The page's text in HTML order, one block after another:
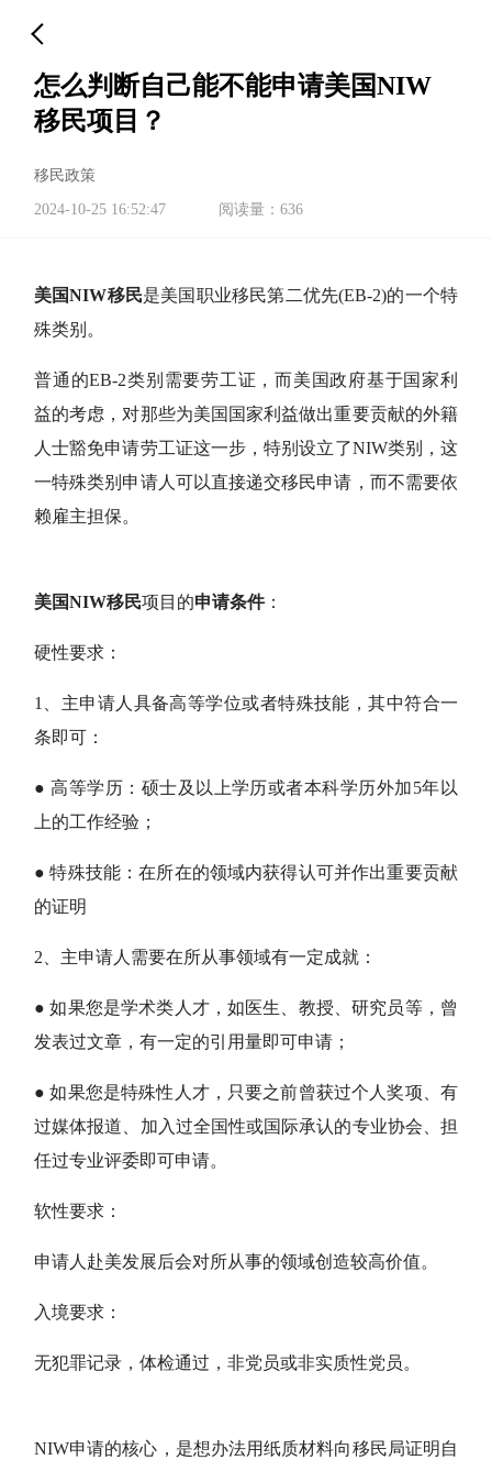
怎么判断自己能不能申请美国NIW
移民项目？
移民政策
2024-10-25 16:52:47
阅读量：636
美国NIW移民是美国职业移民第二优先(EB-2)的一个特
殊类别。
普通的EB-2类别需要劳工证，而美国政府基于国家利
益的考虑，对那些为美国国家利益做出重要贡献的外籍
人士豁免申请劳工证这一步，特别设立了NIW类别，这
一特殊类别申请人可以直接递交移民申请，而不需要依
赖雇主担保。
美国NIW移民项目的申请条件：
硬性要求：
1、主申请人具备高等学位或者特殊技能，其中符合一
条即可：
● 高等学历：硕士及以上学历或者本科学历外加5年以
上的工作经验；
● 特殊技能：在所在的领域内获得认可并作出重要贡献
的证明
2、主申请人需要在所从事领域有一定成就：
● 如果您是学术类人才，如医生、教授、研究员等，曾
发表过文章，有一定的引用量即可申请；
● 如果您是特殊性人才，只要之前曾获过个人奖项、有
过媒体报道、加入过全国性或国际承认的专业协会、担
任过专业评委即可申请。
软性要求：
申请人赴美发展后会对所从事的领域创造较高价值。
入境要求：
无犯罪记录，体检通过，非党员或非实质性党员。
NIW申请的核心，是想办法用纸质材料向移民局证明自